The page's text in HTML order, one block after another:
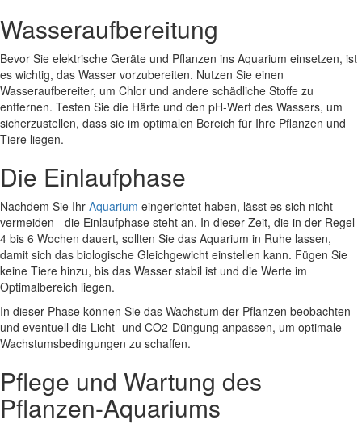
Wasseraufbereitung
Bevor Sie elektrische Geräte und Pflanzen ins Aquarium einsetzen, ist
es wichtig, das Wasser vorzubereiten. Nutzen Sie einen
Wasseraufbereiter, um Chlor und andere schädliche Stoffe zu
entfernen. Testen Sie die Härte und den pH-Wert des Wassers, um
sicherzustellen, dass sie im optimalen Bereich für Ihre Pflanzen und
Tiere liegen.
Die Einlaufphase
Nachdem Sie Ihr Aquarium eingerichtet haben, lässt es sich nicht
vermeiden - die Einlaufphase steht an. In dieser Zeit, die in der Regel
4 bis 6 Wochen dauert, sollten Sie das Aquarium in Ruhe lassen,
damit sich das biologische Gleichgewicht einstellen kann. Fügen Sie
keine Tiere hinzu, bis das Wasser stabil ist und die Werte im
Optimalbereich liegen.
In dieser Phase können Sie das Wachstum der Pflanzen beobachten
und eventuell die Licht- und CO2-Düngung anpassen, um optimale
Wachstumsbedingungen zu schaffen.
Pflege und Wartung des
Pflanzen-Aquariums